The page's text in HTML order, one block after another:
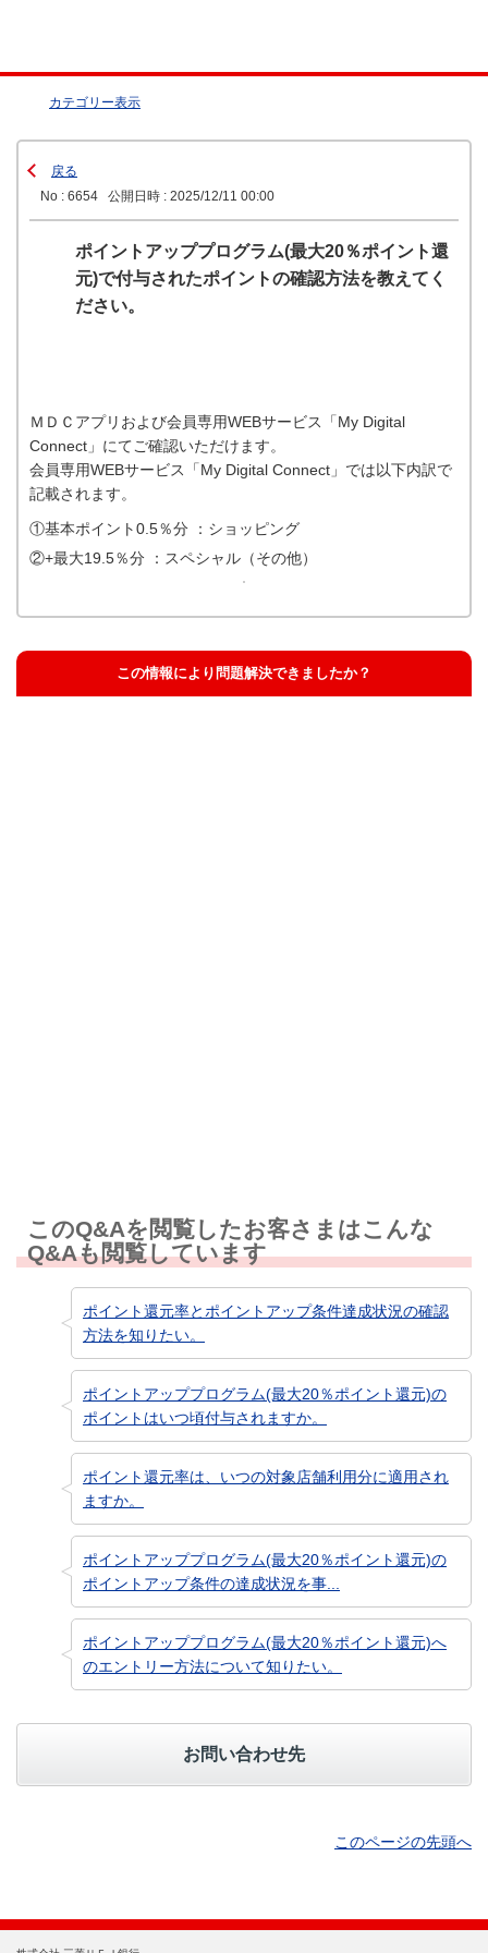
カテゴリー表示
戻る
No : 6654
公開日時 : 2025/12/11 00:00
ポイントアッププログラム(最大20％ポイント還
元)で付与されたポイントの確認方法を教えてく
ださい。
ＭＤＣアプリおよび会員専用WEBサービス「My Digital
Connect」にてご確認いただけます。
会員専用WEBサービス「My Digital Connect」では以下内訳で
記載されます。
①基本ポイント0.5％分 ：ショッピング
②+最大19.5％分 ：スペシャル（その他）
この情報により問題解決できましたか？
このQ&Aを閲覧したお客さまはこんな
Q&Aも閲覧しています
ポイント還元率とポイントアップ条件達成状況の確認
方法を知りたい。
ポイントアッププログラム(最大20％ポイント還元)の
ポイントはいつ頃付与されますか。
ポイント還元率は、いつの対象店舗利用分に適用され
ますか。
ポイントアッププログラム(最大20％ポイント還元)の
ポイントアップ条件の達成状況を事...
ポイントアッププログラム(最大20％ポイント還元)へ
のエントリー方法について知りたい。
お問い合わせ先
このページの先頭へ